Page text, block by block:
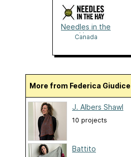
Needles in the
Hay
Canada
More from Federica Giudice
J. Albers Shawl
10 projects
Battito